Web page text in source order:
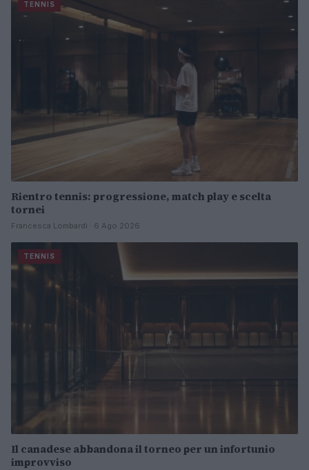
TENNIS
Rientro tennis: progressione, match play e scelta
tornei
Francesca Lombardi · 6 Ago 2026
TENNIS
Il canadese abbandona il torneo per un infortunio
improvviso